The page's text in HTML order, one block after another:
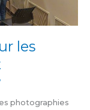
les
photographies